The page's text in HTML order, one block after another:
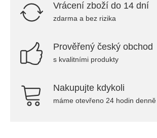
Vrácení zboží do 14 dní
zdarma a bez rizika
Prověřený český obchod
s kvalitními produkty
Nakupujte kdykoli
máme otevřeno 24 hodin denně